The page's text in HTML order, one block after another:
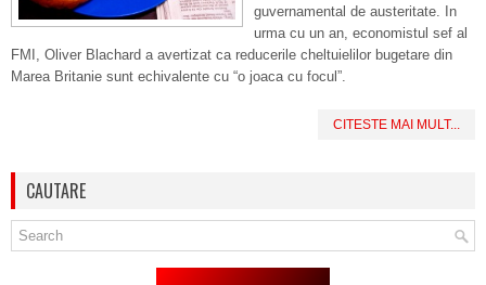
guvernamental de austeritate. In
urma cu un an, economistul sef al
FMI, Oliver Blachard a avertizat ca reducerile cheltuielilor bugetare din
Marea Britanie sunt echivalente cu “o joaca cu focul”.
CITESTE MAI MULT...
CAUTARE